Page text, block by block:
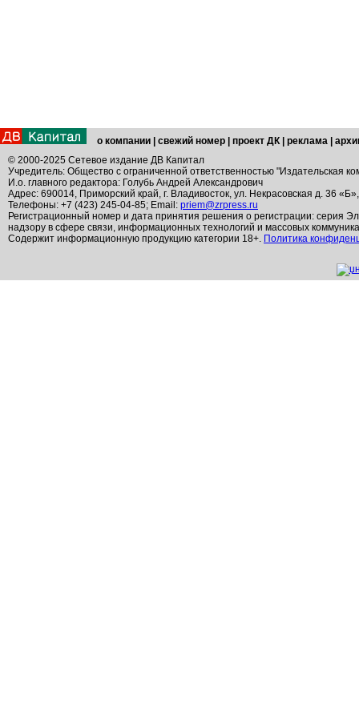
о компании свежий номер проект ДК реклама
© 2000-2025 Сетевое издание ДВ Капитал
Учредитель: Общество с ограниченной ответственностью "Издательская
И.о. главного редактора: Голубь Андрей Александрович
Адрес: 690014, Приморский край, г. Владивосток, ул. Некрасовская д. 36
Телефоны: +7 (423) 245-04-85; Email: priem@zrpress.ru
Регистрационный номер и дата принятия решения о регистрации: серия
надзору в сфере связи, информационных технологий и массовых
Содержит информационную продукцию категории 18+. Политика